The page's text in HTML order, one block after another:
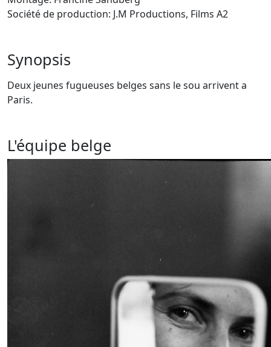
Société de production: J.M Productions, Films A2
Synopsis
Deux jeunes fugueuses belges sans le sou arrivent a
Paris.
L'équipe belge